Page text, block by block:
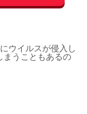
ウイルスが侵入し
まうこともあるの